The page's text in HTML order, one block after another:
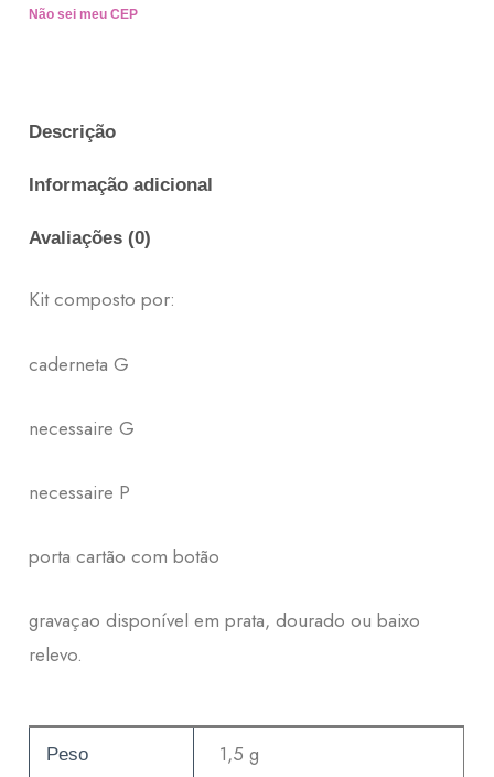
Não sei meu CEP
Descrição
Informação adicional
Avaliações (0)
Kit composto por:
caderneta G
necessaire G
necessaire P
porta cartão com botão
gravaçao disponível em prata, dourado ou baixo
relevo.
Peso 1,5 g